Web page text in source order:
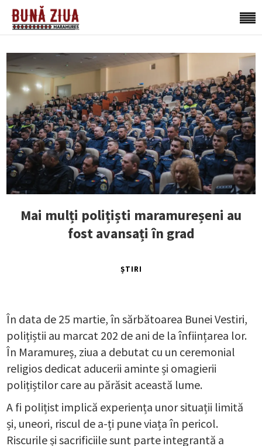
Mai mulți polițiști maramureșeni au
fost avansați în grad
ȘTIRI
În data de 25 martie, în sărbătoarea Bunei Vestiri,
polițiștii au marcat 202 de ani de la înființarea lor.
În Maramureș, ziua a debutat cu un ceremonial
religios dedicat aducerii aminte și omagierii
polițiștilor care au părăsit această lume.
A fi polițist implică experiența unor situații limită
și, uneori, riscul de a-ți pune viața în pericol.
Riscurile și sacrificiile sunt parte integrantă a